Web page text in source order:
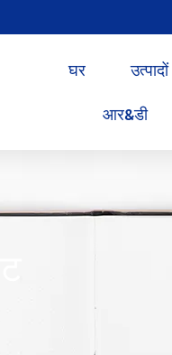
घर उत्पादों
आर&डी